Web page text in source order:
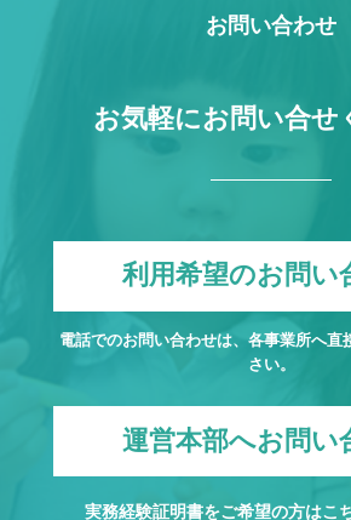
お問い合わせ
お気軽にお問い合せ
利用希望のお問い
電話でのお問い合わせは、各事業所へ直
さい。
運営本部へお問い
実務経験証明書をご希望の方はこ